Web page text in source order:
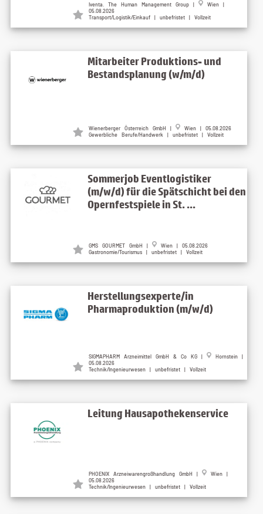
Iventa. The Human Management Group |
Wien |
05.08.2026
Transport/Logistik/Einkauf | unbefristet | Vollzeit
Mitarbeiter Produktions- und
Bestandsplanung (w/m/d)
Wienerberger Österreich GmbH |
Wien | 05.08.2026
Gewerbliche Berufe/Handwerk | unbefristet | Vollzeit
Sommerjob Eventlogistiker
(m/w/d) für die Spätschicht bei den
Opernfestspiele in St. ...
GMS GOURMET GmbH |
Wien | 05.08.2026
Gastronomie/Tourismus | unbefristet | Vollzeit
Herstellungsexperte/in
Pharmaproduktion (m/w/d)
SIGMAPHARM Arzneimittel GmbH & Co KG |
Hornstein |
05.08.2026
Technik/Ingenieurwesen | unbefristet | Vollzeit
Leitung Hausapothekenservice
PHOENIX Arzneiwarengroßhandlung GmbH |
Wien |
05.08.2026
Technik/Ingenieurwesen | unbefristet | Vollzeit